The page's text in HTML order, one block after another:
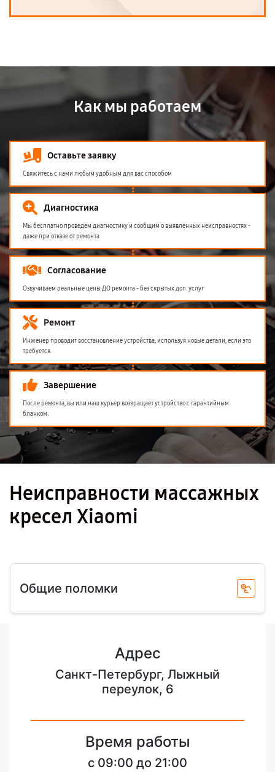
Как мы работаем
Оставьте заявку
Свяжитесь с нами любым удобным для вас способом
Диагностика
Мы бесплатно проведем диагностику и сообщим о выявленных неисправностях -
даже при отказе от ремонта
Согласование
Озвучиваем реальные цены ДО ремонта - без скрытых доп. услуг
Ремонт
Инженер проводит восстановление устройства, используя новые детали, если это
требуется.
Завершение
После ремонта, вы или наш курьер возвращает устройство с гарантийным
бланком.
Неисправности массажных
кресел Xiaomi
Общие поломки
Адрес
Санкт-Петербург, Лыжный
переулок, 6
Время работы
c 09:00 до 21:00